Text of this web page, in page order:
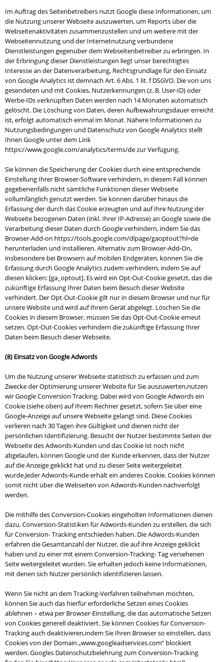
Im Auftrag des Seitenbetreibers nutzt Google diese Informationen, um
die Nutzung unserer Webseite auszuwerten, um Reports über die
Webseitenaktivitäten zusammenzustellen und um weitere mit der
Webseitennutzung und der Internetnutzung verbundene
Dienstleistungen gegenüber dem Webseitenbetreiber zu erbringen. In
der Erbringung dieser Dienstleistungen liegt unser berechtigtes
Interesse an der Datenverarbeitung, Rechtsgrundlage für den Einsatz
von Google Analytics ist demnach Art. 6 Abs. 1 lit. f DSGVO. Die von uns
gesendeten und mit Cookies, Nutzerkennungen (z. B. User-ID) oder
Werbe-IDs verknüpften Daten werden nach 14 Monaten automatisch
gelöscht. Die Löschung von Daten, deren Aufbewahrungsdauer erreicht
ist, erfolgt automatisch einmal im Monat. Nähere Informationen zu
Nutzungsbedingungen und Datenschutz von Google Analytics stellt
Ihnen Google unter dem Link
https://www.google.com/analytics/terms/de zur Verfügung.
Sie können die Speicherung der Cookies durch eine entsprechende
Einstellung Ihrer Browser-Software verhindern, in diesem Fall können
gegebenenfalls nicht sämtliche Funktionen dieser Webseite
vollumfänglich genutzt werden. Sie können darüber hinaus die
Erfassung der durch das Cookie erzeugten und auf Ihre Nutzung der
Webseite bezogenen Daten (inkl. Ihrer IP-Adresse) an Google sowie die
Verarbeitung dieser Daten durch Google verhindern, indem Sie das
Browser-Add-on https://tools.google.com/dlpage/gaoptout?hl=de
herunterladen und installieren.Alternativ zum Browser-Add-On,
insbesondere bei Browsern auf mobilen Endgeräten, können Sie die
Erfassung durch Google Analytics zudem verhindern, indem Sieauf
diesen klicken: [ga_optout]. Es wird ein Opt-Out-Cookie gesetzt, das die
zukünftige Erfassung Ihrer Daten beim Besuch dieser Website
verhindert. Der Opt-Out-Cookie gilt nur in diesem Browser und nur für
unsere Website und wird auf Ihrem Gerät abgelegt. Löschen Sie die
Cookies in diesem Browser, müssen Sie das Opt-Out-Cookie erneut
setzen.Opt-Out-Cookies verhindern die zukünftige Erfassung Ihrer
Daten beim Besuch dieser Webseite.
(8) Einsatz von Google Adwords
Um die Nutzung unserer Webseite statistisch zu erfassen und zum
Zwecke der Optimierung unserer Website für Sie auszuwerten,nutzen
wir Google Conversion Tracking. Dabei wird von Google Adwords ein
Cookie (siehe oben) auf Ihrem Rechner gesetzt, sofern Sie über eine
Google-Anzeige auf unsere Webseite gelangt sind. Diese Cookies
verlieren nach 30 Tagen ihre Gültigkeit und dienen nicht der
persönlichen Identifizierung. Besucht der Nutzer bestimmte Seiten der
Webseite des Adwords-Kunden und das Cookie ist noch nicht
abgelaufen, können Google und der Kunde erkennen, dass der Nutzer
auf die Anzeige geklickt hat und zu dieser Seite weitergeleitet
wurde.Jeder Adwords-Kunde erhält ein anderes Cookie. Cookies können
somit nicht über die Webseiten von Adwords-Kunden nachverfolgt
werden.
Die mithilfe des Conversion-Cookies eingeholten Informationen dienen
dazu, Conversion-Statistiken für Adwords-Kunden zu erstellen, die sich
für Conversion- Tracking entschieden haben. Die Adwords-Kunden
erfahren die Gesamtanzahl der Nutzer, die auf ihre Anzeige geklickt
haben und zu einer mit einem Conversion-Tracking- Tag versehenen
Seite weitergeleitet wurden. Sie erhalten jedoch keine Informationen,
mit denen sich Nutzer persönlich identifizieren lassen.
Wenn Sie nicht an dem Tracking-Verfahren teilnehmen möchten,
können Sie auch das hierfür erforderliche Setzen eines Cookies
ablehnen – etwa per Browser-Einstellung, die das automatische Setzen
von Cookies generell deaktiviert. Sie können Cookies für Conversion-
Tracking auch deaktivieren,indem Sie Ihren Browser so einstellen, dass
Cookies von der Domain „www.googleadservices.com“ blockiert
werden. Googles Datenschutzbelehrung zum Conversion-Tracking